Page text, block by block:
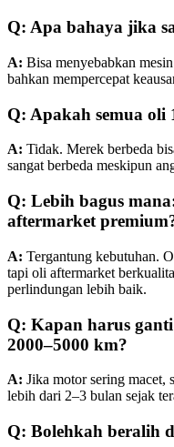
Q: Apa bahaya jika
A: Bisa menyebabkan
bahkan mempercepat
Q: Apakah semua oli
A: Tidak. Merek berbeda
sangat berbeda meskipun
Q: Lebih bagus
aftermarket
A: Tergantung kebutuhan.
tapi oli aftermarket
perlindungan lebih baik.
Q: Kapan harus
2000–5000 km?
A: Jika motor sering macet,
lebih dari 2–3 bulan sejak
Q: Bolehkah beralih